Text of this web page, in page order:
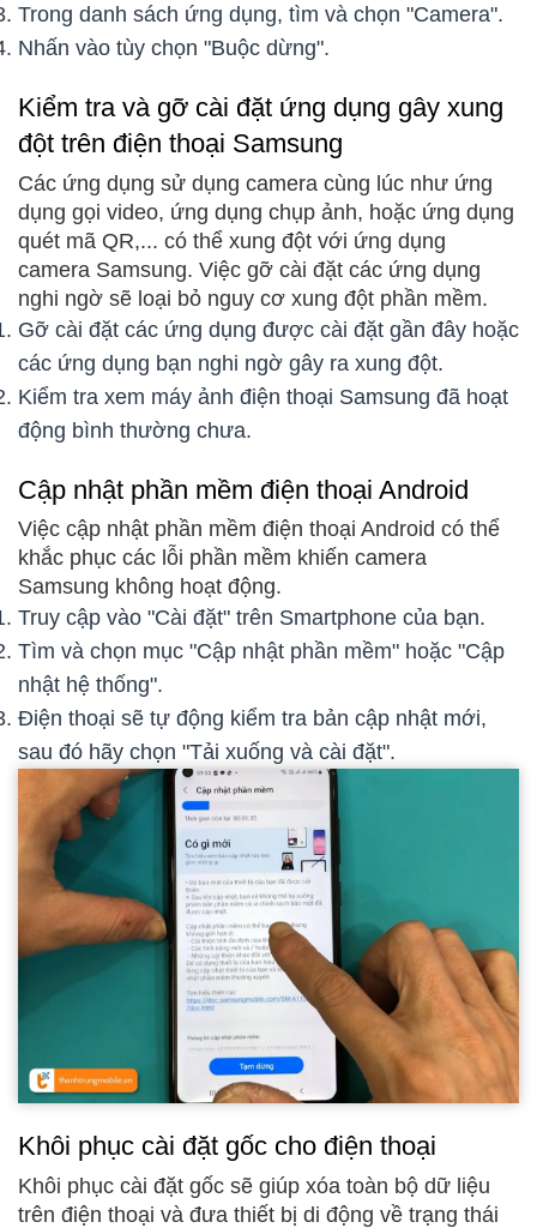
Trong danh sách ứng dụng, tìm và chọn "Camera".
Nhấn vào tùy chọn "Buộc dừng".
Kiểm tra và gỡ cài đặt ứng dụng gây xung
đột trên điện thoại Samsung
Các ứng dụng sử dụng camera cùng lúc như ứng
dụng gọi video, ứng dụng chụp ảnh, hoặc ứng dụng
quét mã QR,... có thể xung đột với ứng dụng
camera Samsung. Việc gỡ cài đặt các ứng dụng
nghi ngờ sẽ loại bỏ nguy cơ xung đột phần mềm.
Gỡ cài đặt các ứng dụng được cài đặt gần đây hoặc
các ứng dụng bạn nghi ngờ gây ra xung đột.
Kiểm tra xem máy ảnh điện thoại Samsung đã hoạt
động bình thường chưa.
Cập nhật phần mềm điện thoại Android
Việc cập nhật phần mềm điện thoại Android có thể
khắc phục các lỗi phần mềm khiến camera
Samsung không hoạt động.
Truy cập vào "Cài đặt" trên Smartphone của bạn.
Tìm và chọn mục "Cập nhật phần mềm" hoặc "Cập
nhật hệ thống".
Điện thoại sẽ tự động kiểm tra bản cập nhật mới,
sau đó hãy chọn "Tải xuống và cài đặt".
Khôi phục cài đặt gốc cho điện thoại
Khôi phục cài đặt gốc sẽ giúp xóa toàn bộ dữ liệu
trên điện thoại và đưa thiết bị di động về trạng thái